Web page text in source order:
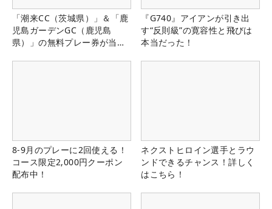
「潮来CC（茨城県）」＆「鹿
児島ガーデンGC（鹿児島
県）」の無料プレー券が当た
『G740』アイアンが引き出
す“反則級”の寛容性と飛びは
本当だった！
8-9月のプレーに2回使える！
コース限定2,000円クーポン
配布中！
ネクストヒロイン選手とラウ
ンドできるチャンス！詳しく
はこちら！